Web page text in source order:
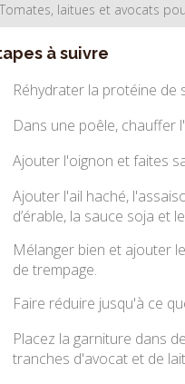
Tomates, laitues et avocats
à suivre
Réhydrater la protéine de
Dans une poêle, chauffer
Ajouter l'oignon et faites
Ajouter l'ail haché,
d’érable, la sauce soja et
Mélanger bien et ajouter
de trempage.
Faire réduire jusqu'à ce
Placez la garniture dans
tranches d'avocat et de